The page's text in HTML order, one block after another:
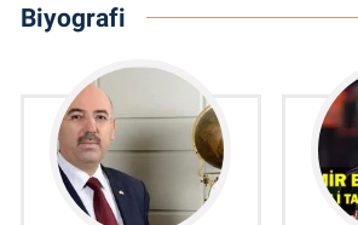
Biyografi